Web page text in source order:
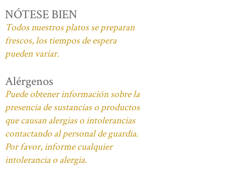
NÓTESE BIEN
Todos nuestros platos se preparan
frescos, los tiempos de espera
pueden variar.
Alérgenos
Puede obtener información sobre la
presencia de sustancias o productos
que causan alergias o intolerancias
contactando al personal de guardia.
Por favor, informe cualquier
intolerancia o alergia.